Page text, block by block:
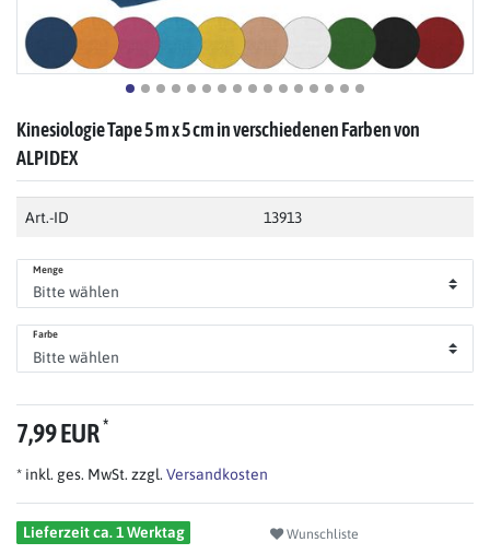
Kinesiologie Tape 5 m x 5 cm in verschiedenen Farben von
ALPIDEX
Art.-ID 13913
Menge
Farbe
7,99 EUR*
* inkl. ges. MwSt. zzgl. Versandkosten
Lieferzeit ca. 1 Werktag Wunschliste